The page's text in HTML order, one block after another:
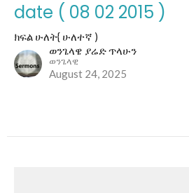
date ( 08 02 2015 )
ክፍል ሁለት{ ሁለተኛ )
ወንጌላዌ ያሬድ ጥላሁን
ወንጌላዊ
August 24, 2025